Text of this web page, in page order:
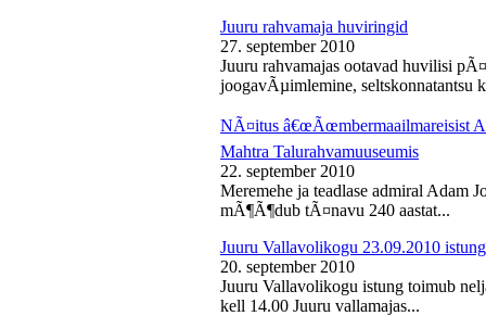
Juuru rahvamaja huviringid
27. september 2010
Juuru rahvamajas ootavad huvilisi
joogavÃµimlemine, seltskonnatantsu
NÃ¤itus â€œÃœmbermaailmareisist
Mahtra Talurahvamuuseumis
22. september 2010
Meremehe ja teadlase admiral Adam
mÃ¶Ã¶dub tÃ¤navu 240 aastat...
Juuru Vallavolikogu 23.09.2010 istung
20. september 2010
Juuru Vallavolikogu istung toimub
kell 14.00 Juuru vallamajas...